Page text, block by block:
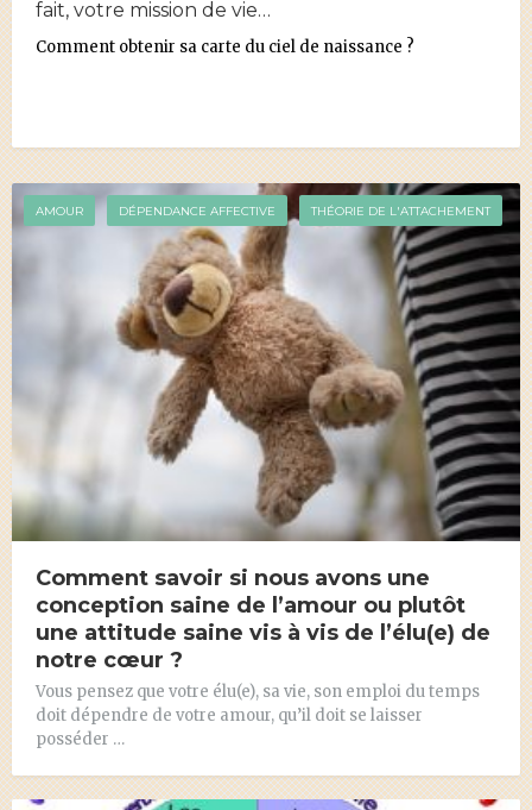
fait, votre mission de vie…
Comment obtenir sa carte du ciel de naissance ?
AMOUR DÉPENDANCE AFFECTIVE THÉORIE DE L'ATTACHEMENT
Comment savoir si nous avons une
conception saine de l’amour ou plutôt
une attitude saine vis à vis de l’élu(e) de
notre cœur ?
Vous pensez que votre élu(e), sa vie, son emploi du temps
doit dépendre de votre amour, qu’il doit se laisser
posséder …